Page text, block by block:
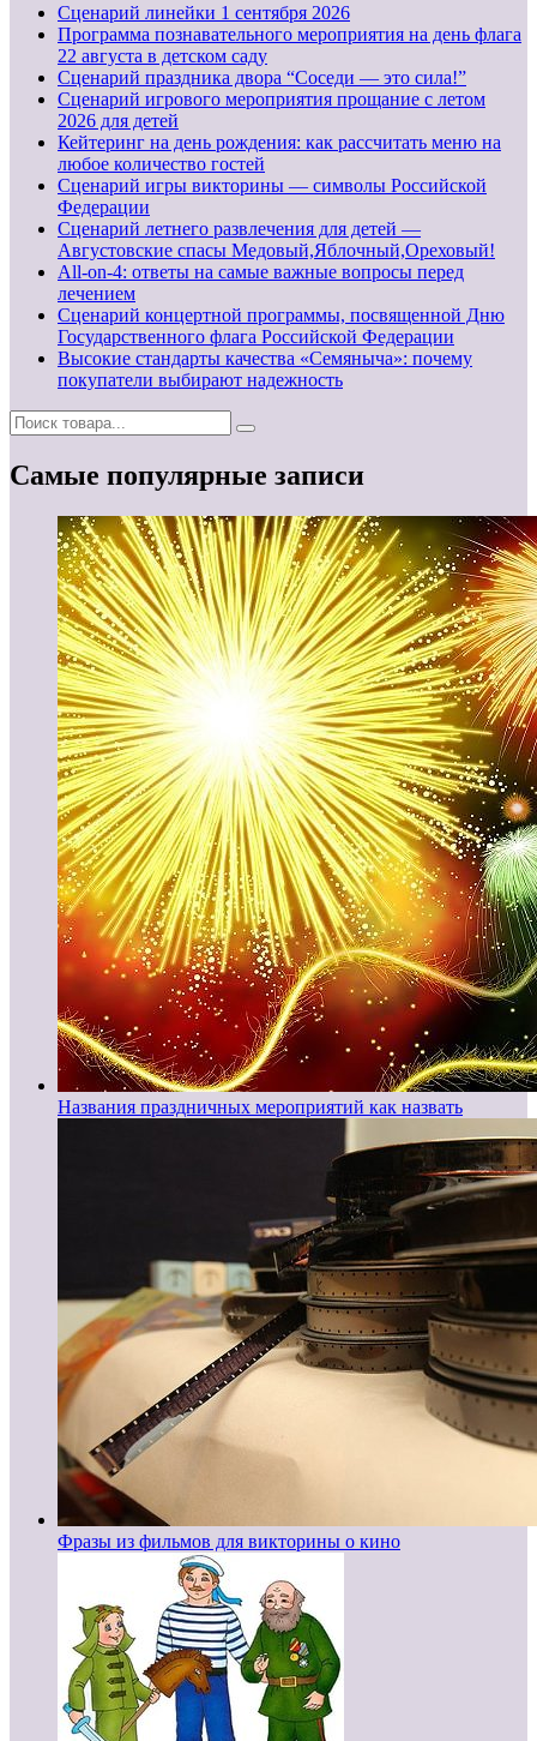
Cценарий линейки 1 сентября 2026
Программа познавательного мероприятия на день флага
22 августа в детском саду
Сценарий праздника двора “Соседи — это сила!”
Сценарий игрового мероприятия прощание с летом
2026 для детей
Кейтеринг на день рождения: как рассчитать меню на
любое количество гостей
Сценарий игры викторины — символы Российской
Федерации
Сценарий летнего развлечения для детей —
Августовские спасы Медовый,Яблочный,Ореховый!
All-on-4: ответы на самые важные вопросы перед
лечением
Сценарий концертной программы, посвященной Дню
Государственного флага Российской Федерации
Высокие стандарты качества «Семяныча»: почему
покупатели выбирают надежность
Самые популярные записи
Названия праздничных мероприятий как назвать
Фразы из фильмов для викторины о кино